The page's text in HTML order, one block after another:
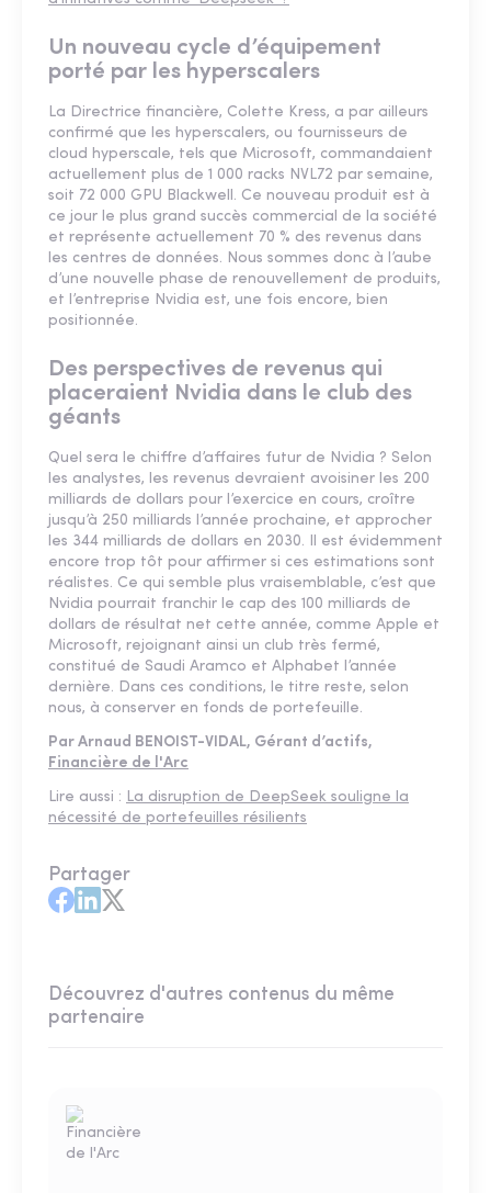
Un nouveau cycle d’équipement
porté par les hyperscalers
La Directrice financière, Colette Kress, a par ailleurs
confirmé que les hyperscalers, ou fournisseurs de
cloud hyperscale, tels que Microsoft, commandaient
actuellement plus de 1 000 racks NVL72 par semaine,
soit 72 000 GPU Blackwell. Ce nouveau produit est à
ce jour le plus grand succès commercial de la société
et représente actuellement 70 % des revenus dans
les centres de données. Nous sommes donc à l’aube
d’une nouvelle phase de renouvellement de produits,
et l’entreprise Nvidia est, une fois encore, bien
positionnée.
Des perspectives de revenus qui
placeraient Nvidia dans le club des
géants
Quel sera le chiffre d’affaires futur de Nvidia ? Selon
les analystes, les revenus devraient avoisiner les 200
milliards de dollars pour l’exercice en cours, croître
jusqu’à 250 milliards l’année prochaine, et approcher
les 344 milliards de dollars en 2030. Il est évidemment
encore trop tôt pour affirmer si ces estimations sont
réalistes. Ce qui semble plus vraisemblable, c’est que
Nvidia pourrait franchir le cap des 100 milliards de
dollars de résultat net cette année, comme Apple et
Microsoft, rejoignant ainsi un club très fermé,
constitué de Saudi Aramco et Alphabet l’année
dernière. Dans ces conditions, le titre reste, selon
nous, à conserver en fonds de portefeuille.
Par Arnaud BENOIST-VIDAL, Gérant d’actifs,
Financière de l'Arc
Lire aussi : La disruption de DeepSeek souligne la
nécessité de portefeuilles résilients
Partager
Découvrez d'autres contenus du même
partenaire